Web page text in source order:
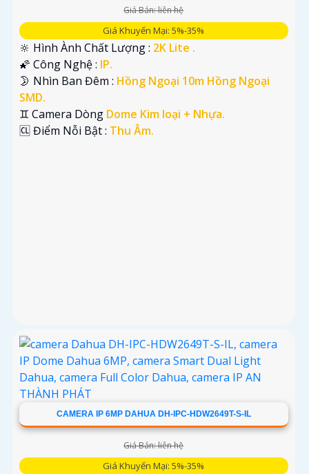
Giá Bán: liên hệ
Giá Khuyến Mại: 5%-35%
🔆 Hình Ành Chất Lượng : 2K Lite .
🌠 Công Nghệ : IP.
🌛 Nhìn Ban Đêm : Hồng Ngoại 10m Hồng Ngoại
SMD.
♊ Camera Dòng Dome Kim loại + Nhựa.
️🆑 Điểm Nỗi Bật : Thu Âm.
CAMERA IP 6MP DAHUA DH-IPC-HDW2649T-S-IL
Giá Bán: liên hệ
Giá Khuyến Mại: 5%-35%